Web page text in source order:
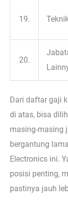
19.
20.
Dari daftar gaji
di atas, bisa
masing-masing
bergantung
Electronics ini.
posisi penting,
pastinya jauh